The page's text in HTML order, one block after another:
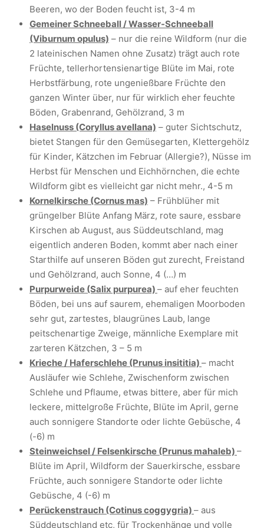
Beeren, wo der Boden feucht ist, 3-4 m
Gemeiner Schneeball / Wasser-Schneeball
(Viburnum opulus) – nur die reine Wildform (nur die
2 lateinischen Namen ohne Zusatz) trägt auch rote
Früchte, tellerhortensienartige Blüte im Mai, rote
Herbstfärbung, rote ungenießbare Früchte den
ganzen Winter über, nur für wirklich eher feuchte
Böden, Grabenrand, Gehölzrand, 3 m
Haselnuss (Coryllus avellana) – guter Sichtschutz,
bietet Stangen für den Gemüsegarten, Klettergehölz
für Kinder, Kätzchen im Februar (Allergie?), Nüsse im
Herbst für Menschen und Eichhörnchen, die echte
Wildform gibt es vielleicht gar nicht mehr., 4-5 m
Kornelkirsche (Cornus mas) – Frühblüher mit
grüngelber Blüte Anfang März, rote saure, essbare
Kirschen ab August, aus Süddeutschland, mag
eigentlich anderen Boden, kommt aber nach einer
Starthilfe auf unseren Böden gut zurecht, Freistand
und Gehölzrand, auch Sonne, 4 (…) m
Purpurweide (Salix purpurea) – auf eher feuchten
Böden, bei uns auf saurem, ehemaligen Moorboden
sehr gut, zartestes, blaugrünes Laub, lange
peitschenartige Zweige, männliche Exemplare mit
zarteren Kätzchen, 3 – 5 m
Krieche / Haferschlehe (Prunus insititia) – macht
Ausläufer wie Schlehe, Zwischenform zwischen
Schlehe und Pflaume, etwas bittere, aber für mich
leckere, mittelgroße Früchte, Blüte im April, gerne
auch sonnigere Standorte oder lichte Gebüsche, 4
(-6) m
Steinweichsel / Felsenkirsche (Prunus mahaleb) –
Blüte im April, Wildform der Sauerkirsche, essbare
Früchte, auch sonnigere Standorte oder lichte
Gebüsche, 4 (-6) m
Perückenstrauch (Cotinus coggygria) – aus
Süddeutschland etc, für Trockenhänge und volle